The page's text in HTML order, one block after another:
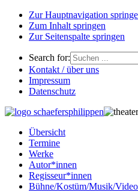
Zur Hauptnavigation
Zum Inhalt springen
Zur Seitenspalte springen
Search for:
Kontakt / über uns
Impressum
Datenschutz
Übersicht
Termine
Werke
Autor*innen
Regisseur*innen
Bühne/Kostüm/Musik/